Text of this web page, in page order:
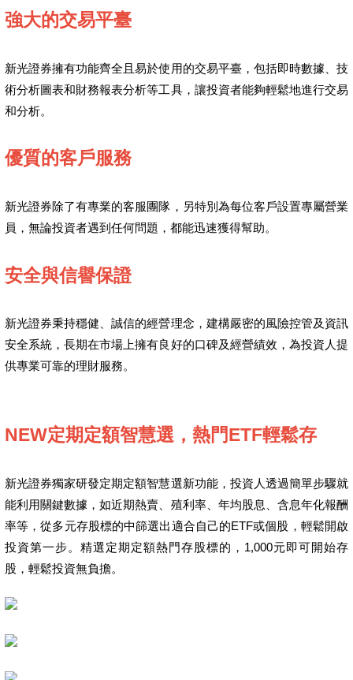
強大的交易平臺
新光證券擁有功能齊全且易於使用的交易平臺，包括即時數據、技
術分析圖表和財務報表分析等工具，讓投資者能夠輕鬆地進行交易
和分析。
優質的客戶服務
新光證券除了有專業的客服團隊，另特別為每位客戶設置專屬營業
員，無論投資者遇到任何問題，都能迅速獲得幫助。
安全與信譽保證
新光證券秉持穩健、誠信的經營理念，建構嚴密的風險控管及資訊
安全系統，長期在市場上擁有良好的口碑及經營績效，為投資人提
供專業可靠的理財服務。
NEW定期定額智慧選，熱門ETF輕鬆存
新光證券獨家研發定期定額智慧選新功能，投資人透過簡單步驟就
能利用關鍵數據，如近期熱賣、殖利率、年均股息、含息年化報酬
率等，從多元存股標的中篩選出適合自己的ETF或個股，輕鬆開啟
投資第一步。精選定期定額熱門存股標的，1,000元即可開始存
股，輕鬆投資無負擔。